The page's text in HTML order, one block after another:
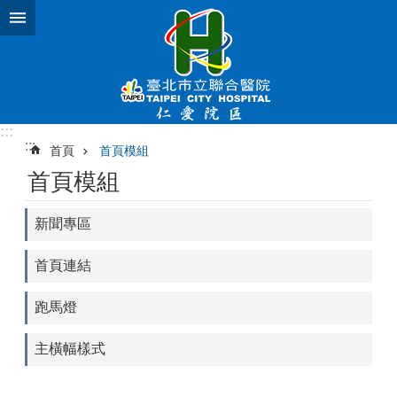
跳到主要內容區塊
:::
:::
首頁 首頁模組
首頁模組
新聞專區
首頁連結
跑馬燈
主橫幅樣式